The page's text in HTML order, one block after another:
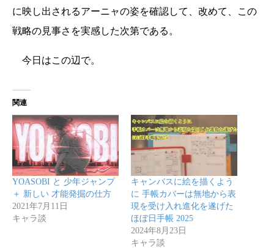
に映し出されるアーニャの姿を確認して、改めて、この
戦略の見事さを実感した次第である。
今日はこの辺で。
関連
YOASOBI と 少年ジャンプ
＋ 新しい 才能発掘の仕方
2021年7月11日
キャラ談
キャンバスに絵を描くよう
に 手帳カバーは無地から表
現を受け入れ進化を遂げた
ほぼ日手帳 2025
2024年8月23日
キャラ談